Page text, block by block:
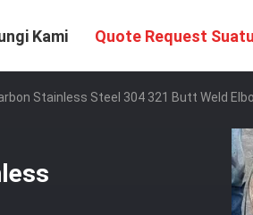
Kami Quote Request
Stainless Steel 304 321 Butt Weld